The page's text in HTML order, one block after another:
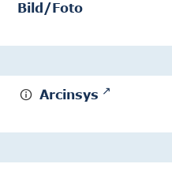
Bild/Foto
Arcinsys